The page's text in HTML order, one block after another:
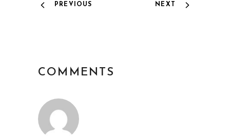
PREVIOUS NEXT
COMMENTS